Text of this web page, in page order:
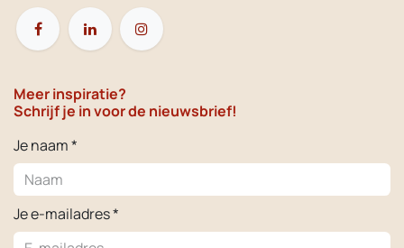
Meer inspiratie?
Schrijf je in voor de nieuwsbrief!
Je naam *
Je e-mailadres *